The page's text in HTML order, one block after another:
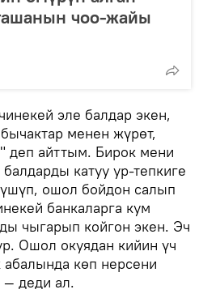
чоо-жайы
эле балдар экен,
менен жүрөт,
деп айттым. Бирок мени
катуу ур-тепкиге
ошол бойдон салып
банкаларга кум
чыгарып койгон экен. Эч
Ошол окуядан кийин үч
көп нерсени
деди ал.